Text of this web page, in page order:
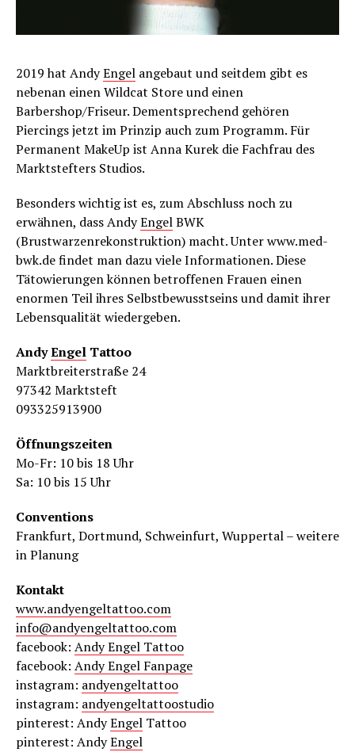
2019 hat AndyEngel angebaut und seitdem gibt es
nebenan einen Wildcat Store und einen
Barbershop/Friseur. Dementsprechend gehören
Piercings jetzt im Prinzip auch zum Programm. Für
Permanent MakeUp ist Anna Kurek die Fachfrau des
Marktstefters Studios.
Besonders wichtig ist es, zum Abschluss noch zu
erwähnen, dass AndyEngelBWK
(Brustwarzenrekonstruktion) macht. Unter www.med-
bwk.de findet man dazu viele Informationen. Diese
Tätowierungen können betroffenen Frauen einen
enormen Teil ihres Selbstbewusstseins und damit ihrer
Lebensqualität wiedergeben.
AndyEngel Tattoo
Marktbreiterstraße 24
97342 Marktsteft
093325913900
Öffnungszeiten
Mo-Fr: 10 bis 18 Uhr
Sa: 10 bis 15 Uhr
Conventions
Frankfurt, Dortmund, Schweinfurt, Wuppertal – weitere
in Planung
Kontakt
www.andyengeltattoo.com
info@andyengeltattoo.com
facebook: Andy Engel Tattoo
facebook: Andy Engel Fanpage
instagram: andyengeltattoo
instagram: andyengeltattoostudio
pinterest: AndyEngel Tattoo
pinterest: AndyEngel